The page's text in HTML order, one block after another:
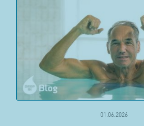
01.06.2026